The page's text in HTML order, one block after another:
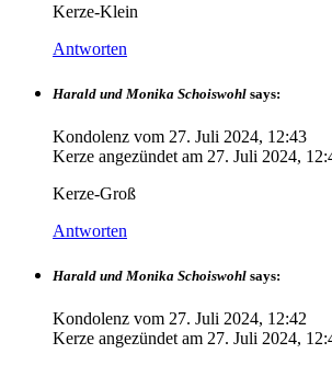
Kerze-Klein
Antworten
Harald und Monika Schoiswohl says:
Kondolenz vom 27. Juli 2024, 12:43
Kerze angezündet am 27. Juli 2024,
Kerze-Groß
Antworten
Harald und Monika Schoiswohl says:
Kondolenz vom 27. Juli 2024, 12:42
Kerze angezündet am 27. Juli 2024,